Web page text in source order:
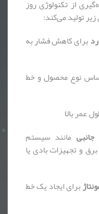
از تکنولوژی روز
زیر تولید می‌کند:
برای کاهش فشار به
نوع محصول و خط
عمر بالا
مانند سیستم
و تجهیزات بادی یا
برای ایجاد یک خط